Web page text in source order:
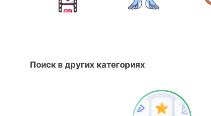
Поиск в других категориях